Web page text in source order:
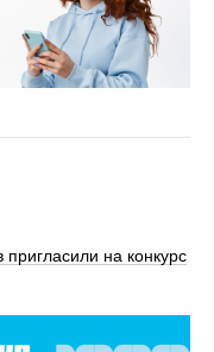
на конкурс